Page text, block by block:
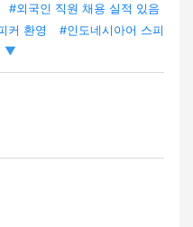
#외국인 직원 채용 실적 있음
커 환영
#인도네시아어 스피
환영
원 있음
▼